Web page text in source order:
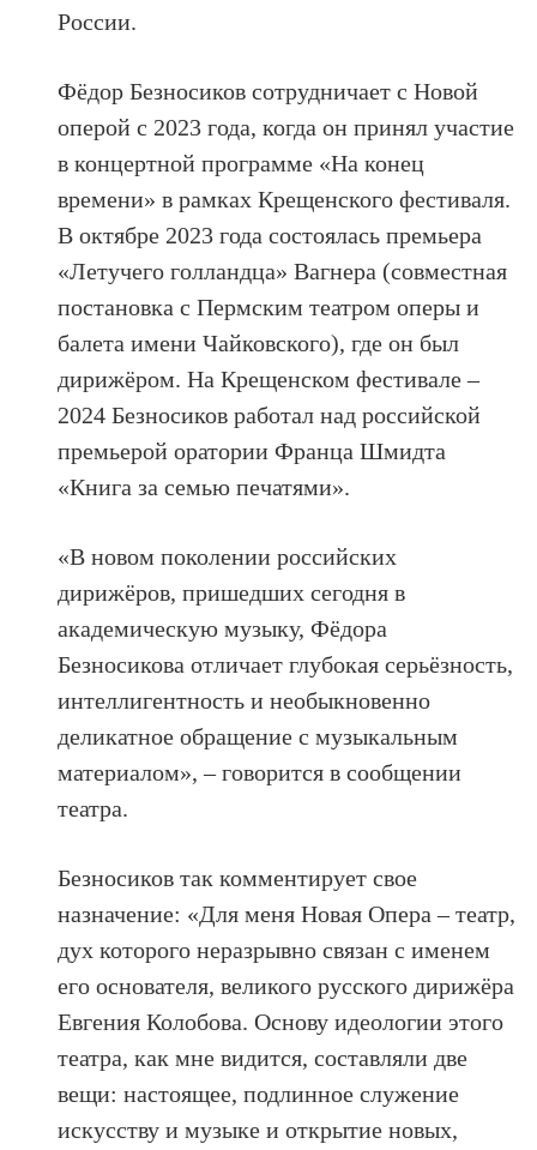
России.
Фёдор Безносиков сотрудничает с Новой
оперой с 2023 года, когда он принял участие
в концертной программе «На конец
времени» в рамках Крещенского фестиваля.
В октябре 2023 года состоялась премьера
«Летучего голландца» Вагнера (совместная
постановка с Пермским театром оперы и
балета имени Чайковского), где он был
дирижёром. На Крещенском фестивале –
2024 Безносиков работал над российской
премьерой оратории Франца Шмидта
«Книга за семью печатями».
«В новом поколении российских
дирижёров, пришедших сегодня в
академическую музыку, Фёдора
Безносикова отличает глубокая серьёзность,
интеллигентность и необыкновенно
деликатное обращение с музыкальным
материалом», – говорится в сообщении
театра.
Безносиков так комментирует свое
назначение: «Для меня Новая Опера – театр,
дух которого неразрывно связан с именем
его основателя, великого русского дирижёра
Евгения Колобова. Основу идеологии этого
театра, как мне видится, составляли две
вещи: настоящее, подлинное служение
искусству и музыке и открытие новых,